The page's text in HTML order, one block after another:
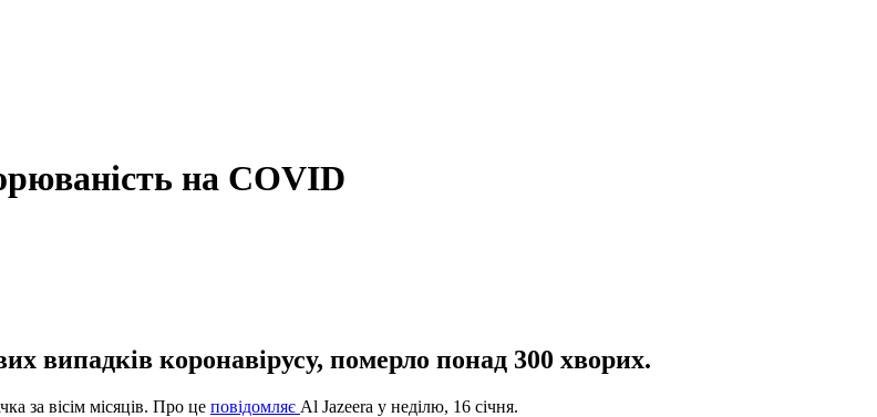
на COVID
випадків коронавірусу, померло понад 300 хворих.
за вісім місяців. Про це повідомляє Al Jazeera у неділю, 16 січня.